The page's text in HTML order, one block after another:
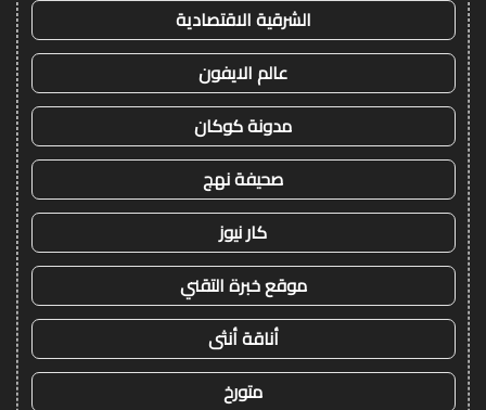
الشرقية الاقتصادية
عالم الايفون
مدونة كوكان
صحيفة نهج
كار نيوز
موقع خبرة التقني
أناقة أنثى
متورخ